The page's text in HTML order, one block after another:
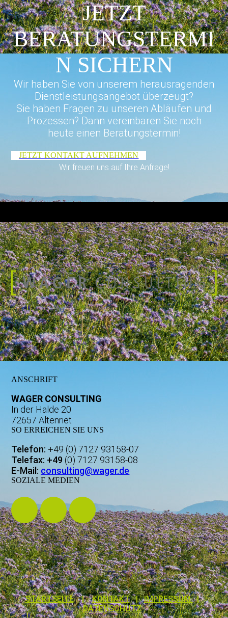
JETZT
BERATUNGSTERMI
N SICHERN
Wir haben Sie von unserem herausragenden
Dienstleistungsangebot überzeugt?
Sie haben Fragen zu unseren Abläufen und
Prozessen? Dann vereinbaren Sie noch
heute einen Beratungstermin!
JETZT KONTAKT AUFNEHMEN
Wir freuen uns auf Ihre Anfrage!
ANSCHRIFT
WAGER CONSULTING
In der Halde 20
72657 Altenriet
SO ERREICHEN SIE UNS
Telefon: +49 (0) 7127 93158-07
Telefax: +49 (0) 7127 93158-08
E-Mail: consulting@wager.de
SOZIALE MEDIEN
STARTSEITE | KONTAKT|IMPRESSUM|
DATENSCHUTZ